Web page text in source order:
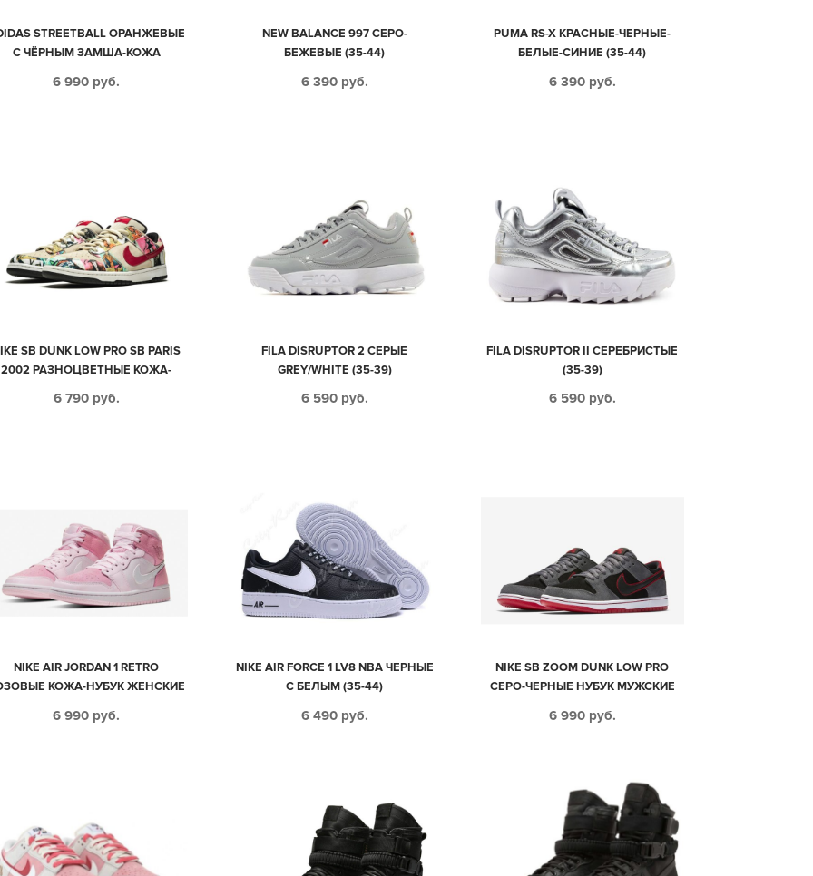
STREETBALL ОРАНЖЕВЫЕ
С ЧЁРНЫМ ЗАМША-КОЖА
6 990 руб.
NEW BALANCE 997 СЕРО-
БЕЖЕВЫЕ (35-44)
6 390 руб.
PUMA RS-X КРАСНЫЕ-ЧЕРНЫЕ-
БЕЛЫЕ-СИНИЕ (35-44)
6 390 руб.
SB DUNK LOW PRO SB PARIS
2002 РАЗНОЦВЕТНЫЕ КОЖА-
6 790 руб.
FILA DISRUPTOR 2 СЕРЫЕ
GREY/WHITE (35-39)
6 590 руб.
FILA DISRUPTOR II СЕРЕБРИСТЫЕ
(35-39)
6 590 руб.
NIKE AIR JORDAN 1 RETRO
КОЖА-НУБУК ЖЕНСКИЕ
6 990 руб.
NIKE AIR FORCE 1 LV8 NBA ЧЕРНЫЕ
С БЕЛЫМ (35-44)
6 490 руб.
NIKE SB ZOOM DUNK LOW PRO
СЕРО-ЧЕРНЫЕ НУБУК МУЖСКИЕ
6 990 руб.